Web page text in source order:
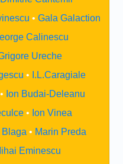
Gala Galaction
Calinescu
Ureche
I.L.Caragiale
Ion Budai-Deleanu
Ion Vinea
Blaga
Marin Preda
Eminescu